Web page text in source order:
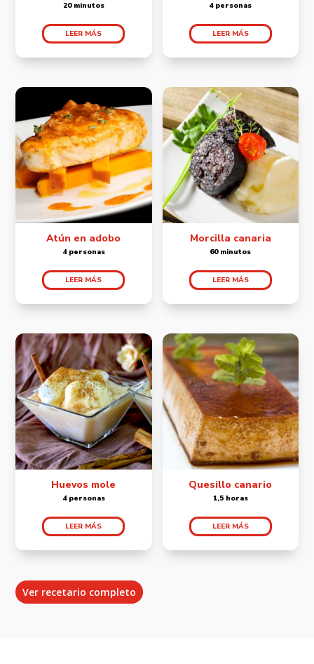
20 minutos
LEER MÁS
Atún en adobo
4 personas
LEER MÁS
Huevos mole
4 personas
LEER MÁS
4 personas
LEER MÁS
Morcilla canaria
60 minutos
LEER MÁS
Quesillo canario
1,5 horas
LEER MÁS
Ver recetario completo